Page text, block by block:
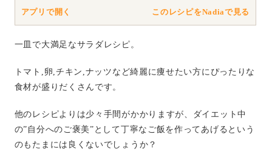
アプリで開く このレシピをNadiaで見る
一皿で大満足なサラダレシピ。
トマト,卵,チキン,ナッツなど綺麗に痩せたい方にぴったりな
食材が盛りだくさんです。
他のレシピよりは少々手間がかかりますが、ダイエット中
の”自分へのご褒美”として丁寧なご飯を作ってあげるという
のもたまには良くないでしょうか？